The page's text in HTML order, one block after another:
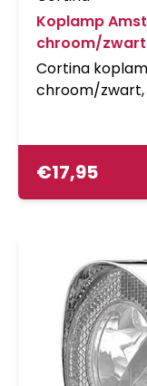
Koplamp
chroom/zwart
Cortina
chroom/zwart,
€17,95